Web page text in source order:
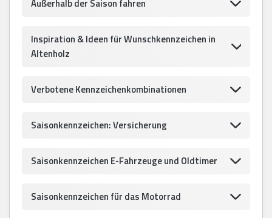
Außerhalb der Saison fahren
Inspiration & Ideen für Wunschkennzeichen in
Altenholz
Verbotene Kennzeichenkombinationen
Saisonkennzeichen: Versicherung
Saisonkennzeichen E-Fahrzeuge und Oldtimer
Saisonkennzeichen für das Motorrad